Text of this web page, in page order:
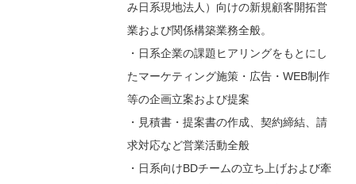
み日系現地法人）向けの新規顧客開拓営
業および関係構築業務全般。
・日系企業の課題ヒアリングをもとにし
たマーケティング施策・広告・WEB制作
等の企画立案および提案
・見積書・提案書の作成、契約締結、請
求対応など営業活動全般
・日系向けBDチームの立ち上げおよび牽